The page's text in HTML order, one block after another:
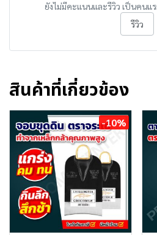
ยังไม่มีคะแนนและรีวิว เป็นคนแ
รีวิว
สินค้าที่เกี่ยวข้อง
-10%